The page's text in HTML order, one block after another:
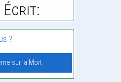
Écrit:
?
sur la Mort